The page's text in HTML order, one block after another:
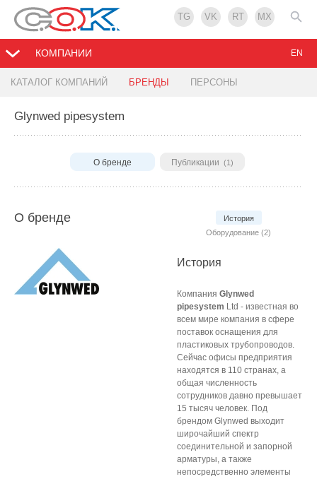
TG VK RT MX
КОМПАНИИ
КАТАЛОГ КОМПАНИЙ БРЕНДЫ ПЕРСОНЫ
EN
Glynwed pipesystem
О бренде Публикации (1)
О бренде
История
Оборудование (2)
История
Компания Glynwed
pipesystem Ltd - известная во
всем мире компания в сфере
поставок оснащения для
пластиковых трубопроводов.
Сейчас офисы предприятия
находятся в 110 странах, а
общая численность
сотрудников давно превышает
15 тысяч человек. Под
брендом Glynwed выходит
широчайший спектр
соединительной и запорной
арматуры, а также
непосредственно элементы